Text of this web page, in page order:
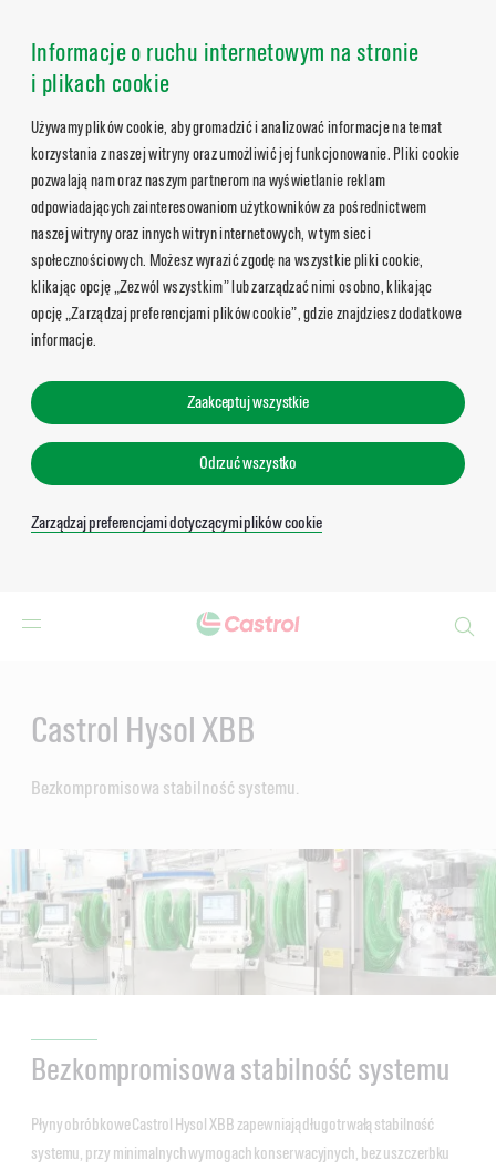
Informacje o ruchu internetowym na stronie
i plikach cookie
Używamy plików cookie, aby gromadzić i analizować informacje na temat
korzystania z naszej witryny oraz umożliwić jej funkcjonowanie. Pliki cookie
pozwalają nam oraz naszym partnerom na wyświetlanie reklam
odpowiadających zainteresowaniom użytkowników za pośrednictwem
naszej witryny oraz innych witryn internetowych, w tym sieci
społecznościowych. Możesz wyrazić zgodę na wszystkie pliki cookie,
klikając opcję „Zezwól wszystkim” lub zarządzać nimi osobno, klikając
opcję „Zarządzaj preferencjami plików cookie”, gdzie znajdziesz dodatkowe
informacje.
Zaakceptuj wszystkie
Odrzuć wszystko
Zarządzaj preferencjami dotyczącymi plików cookie
Castrol Hysol XBB
Bezkompromisowa stabilność systemu.
Bezkompromisowa stabilność systemu
Płyny obróbkowe Castrol Hysol XBB zapewniają długotrwałą stabilność
systemu, przy minimalnych wymogach konserwacyjnych, bez uszczerbku